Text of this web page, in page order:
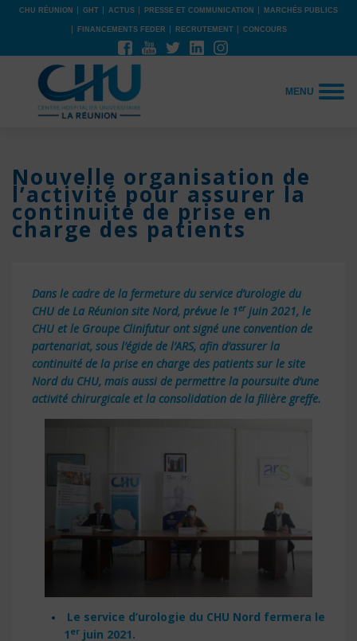
CHU RÉUNION GHT ACTUS PRESSE ET COMMUNICATION MARCHÉS PUBLICS
FINANCEMENTS FEDER RECRUTEMENT CONCOURS
MENU
Nouvelle organisation de
l’activité pour assurer la
continuité de prise en
charge des patients
Dans le cadre de la fermeture du service d’urologie du
CHU de La Réunion site Nord, prévue le 1erjuin 2021, le
CHU et le Groupe Clinifutur ont signé une convention de
partenariat, sous l’égide de l’ARS, afin d’assurer la
continuité de la prise en charge des patients sur le site
Nord du CHU, mais aussi de permettre la poursuite d’une
activité chirurgicale et la consolidation de la filière greffe.
Le service d’urologie du CHU Nord fermera le
1 er juin 2021.